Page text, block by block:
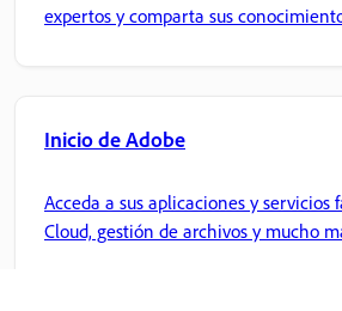
expertos y comparta sus
Inicio de Adobe
Acceda a sus aplicaciones y servicios
Cloud, gestión de archivos y mucho